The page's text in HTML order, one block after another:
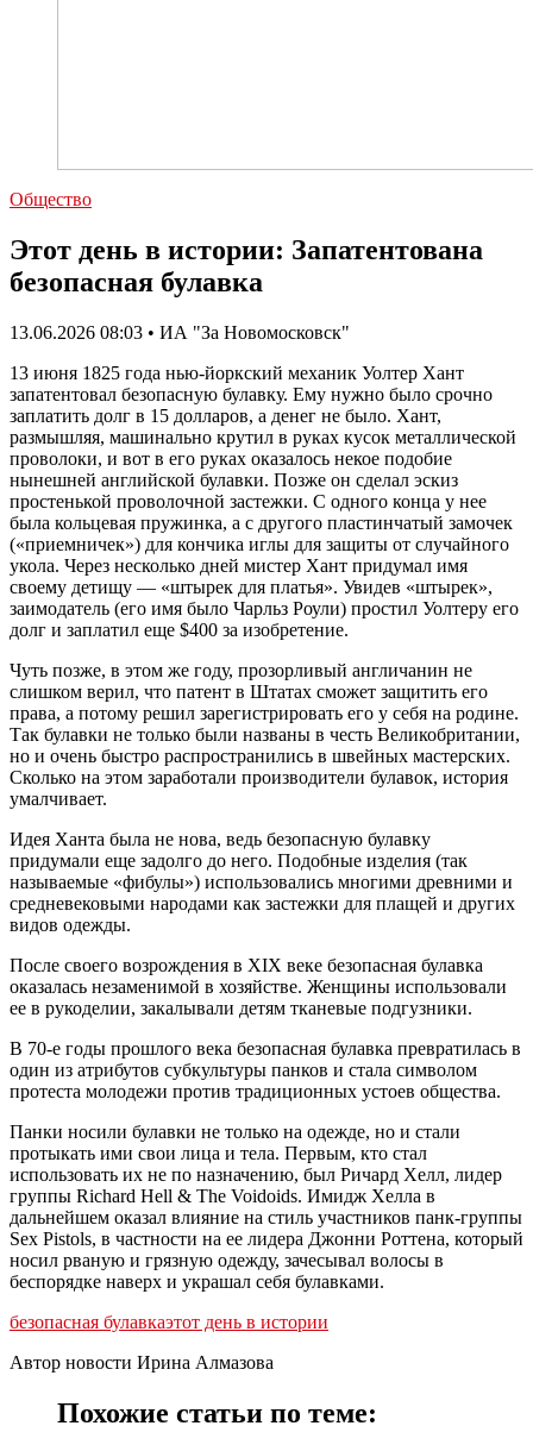
Общество
Этот день в истории: Запатентована
безопасная булавка
13.06.2026 08:03 • ИА "За Новомосковск"
13 июня 1825 года нью-йоркский механик Уолтер Хант
запатентовал безопасную булавку. Ему нужно было срочно
заплатить долг в 15 долларов, а денег не было. Хант,
размышляя, машинально крутил в руках кусок металлической
проволоки, и вот в его руках оказалось некое подобие
нынешней английской булавки. Позже он сделал эскиз
простенькой проволочной застежки. С одного конца у нее
была кольцевая пружинка, а с другого пластинчатый замочек
(«приемничек») для кончика иглы для защиты от случайного
укола. Через несколько дней мистер Хант придумал имя
своему детищу — «штырек для платья». Увидев «штырек»,
заимодатель (его имя было Чарльз Роули) простил Уолтеру его
долг и заплатил еще $400 за изобретение.
Чуть позже, в этом же году, прозорливый англичанин не
слишком верил, что патент в Штатах сможет защитить его
права, а потому решил зарегистрировать его у себя на родине.
Так булавки не только были названы в честь Великобритании,
но и очень быстро распространились в швейных мастерских.
Сколько на этом заработали производители булавок, история
умалчивает.
Идея Ханта была не нова, ведь безопасную булавку
придумали еще задолго до него. Подобные изделия (так
называемые «фибулы») использовались многими древними и
средневековыми народами как застежки для плащей и других
видов одежды.
После своего возрождения в XIX веке безопасная булавка
оказалась незаменимой в хозяйстве. Женщины использовали
ее в рукоделии, закалывали детям тканевые подгузники.
В 70-е годы прошлого века безопасная булавка превратилась в
один из атрибутов субкультуры панков и стала символом
протеста молодежи против традиционных устоев общества.
Панки носили булавки не только на одежде, но и стали
протыкать ими свои лица и тела. Первым, кто стал
использовать их не по назначению, был Ричард Хелл, лидер
группы Richard Hell & The Voidoids. Имидж Хелла в
дальнейшем оказал влияние на стиль участников панк-группы
Sex Pistols, в частности на ее лидера Джонни Роттена, который
носил рваную и грязную одежду, зачесывал волосы в
беспорядке наверх и украшал себя булавками.
безопасная булавкаэтот день в истории
Автор новости Ирина Алмазова
Похожие статьи по теме: